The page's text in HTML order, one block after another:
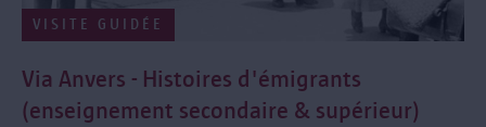
VISITE GUIDÉE
Via Anvers - Histoires d'émigrants
(enseignement secondaire & supérieur)